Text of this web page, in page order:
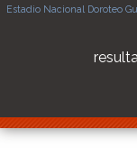
Estadio Nacional Doroteo